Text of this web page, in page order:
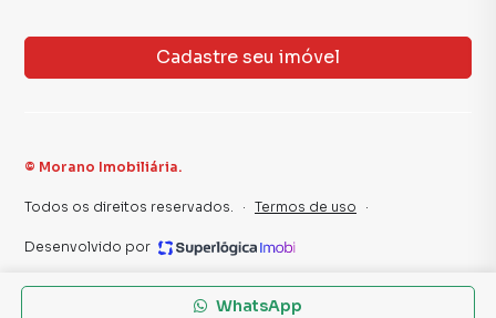
WhatsApp
Cadastre seu imóvel
© Morano Imobiliária.
Todos os direitos reservados. · Termos de uso ·
Desenvolvido por